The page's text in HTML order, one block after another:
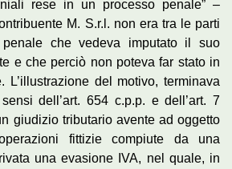
rese in un processo penale” –
M. S.r.l. non era tra le parti
che vedeva imputato il suo
e che perciò non poteva far stato in
L’illustrazione del motivo, terminava
dell’art. 654 c.p.p. e dell’art. 7
giudizio tributario avente ad oggetto
fittizie compiute da una
una evasione IVA, nel quale, in